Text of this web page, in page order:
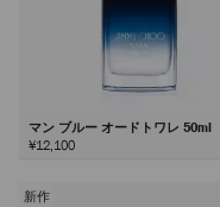
マン ブルー オードトワレ 50ml
¥12,100
新作